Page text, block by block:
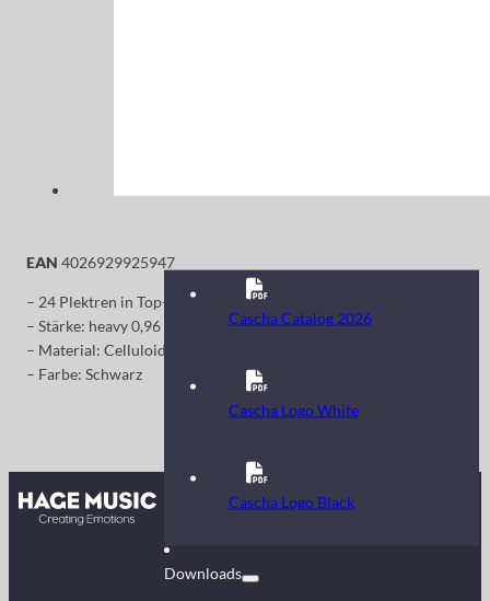
EAN 4026929925947
– 24 Plektren in Top-Qualität
– Stärke: heavy 0,96 mm
– Material: Celluloid
– Farbe: Schwarz
Kontakt
Downloads
Cascha Catalog 2026
Cascha Logo White
Cascha Logo Black